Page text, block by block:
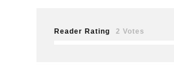
Reader Rating 2 Votes